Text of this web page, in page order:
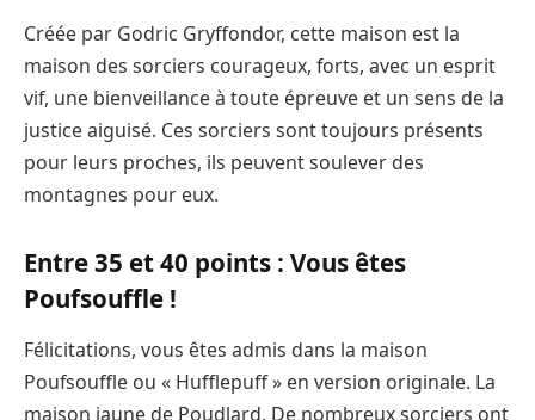
Créée par Godric Gryffondor, cette maison est la
maison des sorciers courageux, forts, avec un esprit
vif, une bienveillance à toute épreuve et un sens de la
justice aiguisé. Ces sorciers sont toujours présents
pour leurs proches, ils peuvent soulever des
montagnes pour eux.
Entre 35 et 40 points : Vous êtes
Poufsouffle !
Félicitations, vous êtes admis dans la maison
Poufsouffle ou « Hufflepuff » en version originale. La
maison jaune de Poudlard. De nombreux sorciers ont